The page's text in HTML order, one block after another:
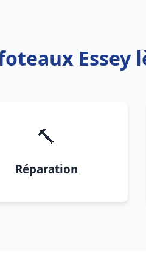
Essey
🔨
Réparation